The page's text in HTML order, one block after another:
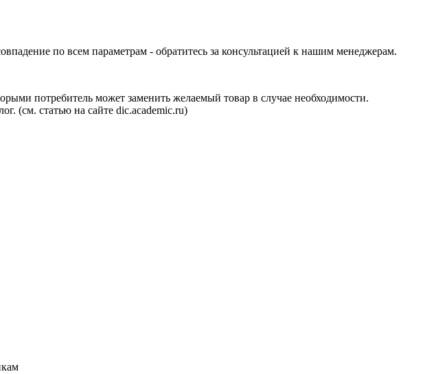
по всем параметрам - обратитесь за консультацией к нашим менеджерам.
потребитель может заменить желаемый товар в случае необходимости.
(см. статью на сайте dic.academic.ru)